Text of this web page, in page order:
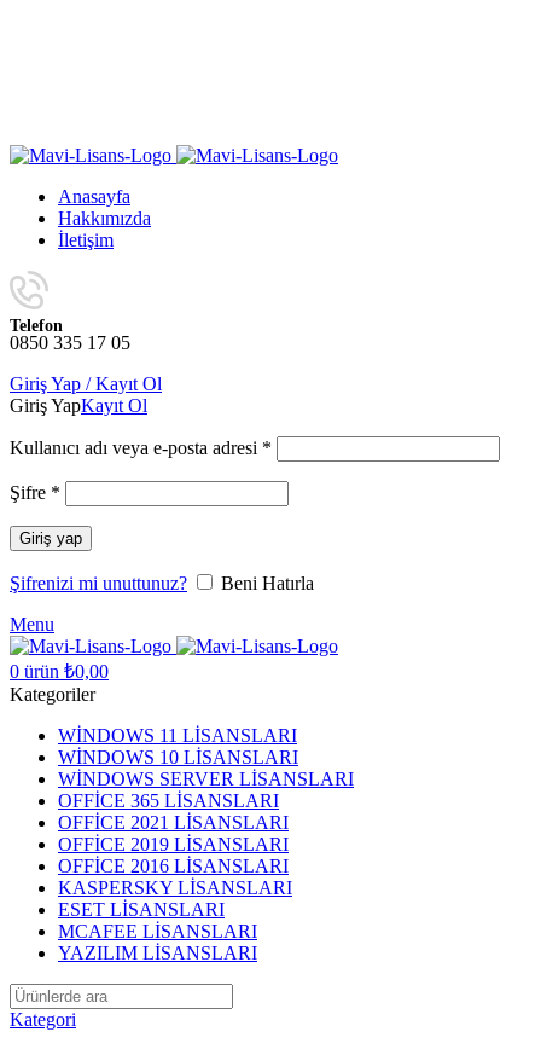
Anasayfa
Hakkımızda
İletişim
Telefon
0850 335 17 05
Giriş Yap / Kayıt Ol
Giriş YapKayıt Ol
Kullanıcı adı veya e-posta adresi *
Şifre *
Giriş yap
Şifrenizi mi unuttunuz?
Beni Hatırla
Menu
0 ürün ₺0,00
Kategoriler
WİNDOWS 11 LİSANSLARI
WİNDOWS 10 LİSANSLARI
WİNDOWS SERVER LİSANSLARI
OFFİCE 365 LİSANSLARI
OFFİCE 2021 LİSANSLARI
OFFİCE 2019 LİSANSLARI
OFFİCE 2016 LİSANSLARI
KASPERSKY LİSANSLARI
ESET LİSANSLARI
MCAFEE LİSANSLARI
YAZILIM LİSANSLARI
Kategori